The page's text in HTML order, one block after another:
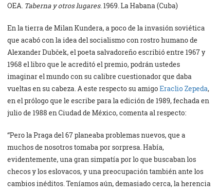
OEA. Taberna y otros lugares. 1969. La Habana (Cuba)
En la tierra de Milan Kundera, a poco de la invasión soviética
que acabó con la idea del socialismo con rostro humano de
Alexander Dubček, el poeta salvadoreño escribió entre 1967 y
1968 el libro que le acreditó el premio, podrán ustedes
imaginar el mundo con su calibre cuestionador que daba
vueltas en su cabeza. A este respecto su amigoEraclio Zepeda,
en el prólogo que le escribe para la edición de 1989, fechada en
julio de 1988 en Ciudad de México, comenta al respecto:
“Pero la Praga del 67 planeaba problemas nuevos, que a
muchos de nosotros tomaba por sorpresa. Había,
evidentemente, una gran simpatía por lo que buscaban los
checos y los eslovacos, y una preocupación también ante los
cambios inéditos. Teníamos aún, demasiado cerca, la herencia